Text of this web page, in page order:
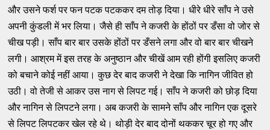
और उसने फर्श पर फन पटक पटककर दम तोड़ दिया। धीरे धीरे साँप ने उसे
अपनी कुंडली में भर लिया। जैसे ही साँप ने कजरी के होंठों पर डँसा वो जोर से
चीख पड़ी। साँप बार बार उसके होंठों पर डँसने लगा और वो बार बार चीखने
लगी। आश्रम में इस तरह के अनुष्ठान और चीखें आम रही होंगी इसलिए कजरी
को बचाने कोई नहीं आया। कुछ देर बाद कजरी ने देखा कि नागिन जीवित हो
उठी। वो तेजी से आकर उस नाग से लिपट गई। साँप ने कजरी को छोड़ दिया
और नागिन से लिपटने लगा। अब कजरी के सामने साँप और नागिन एक दूसरे
से लिपट लिपटकर खेल रहे थे। थोड़ी देर बाद दोनों थककर चूर हो गए और